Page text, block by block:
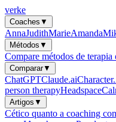
verke
Coaches ▼
AnnaJudithMarieAmanda
Métodos ▼
Compare métodos de terapia
Comparar▼
ChatGPTClaude.ai
person therapyHeadspace
Artigos ▼
Cético quanto a coaching